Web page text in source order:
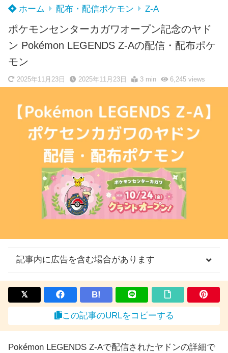
ホーム 配布・配信ポケモン Z-A
ポケモンセンターカガワオープン記念のヤド
ン Pokémon LEGENDS Z-Aの配信・配布ポケ
モン
2025年11月23日 2025年11月23日 3 min 6,245views
記事内に広告を含む場合があります
B!
この記事のURLをコピーする
Pokémon LEGENDS Z-Aで配信されたヤドンの詳細で